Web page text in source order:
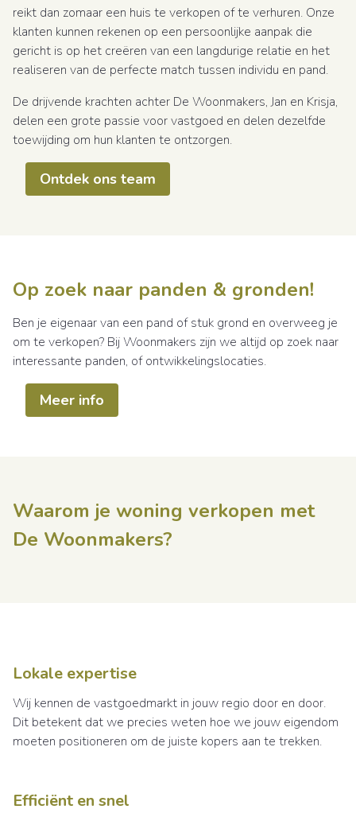
reikt dan zomaar een huis te verkopen of te verhuren. Onze
klanten kunnen rekenen op een persoonlijke aanpak die
gericht is op het creëren van een langdurige relatie en het
realiseren van de perfecte match tussen individu en pand.
De drijvende krachten achter De Woonmakers, Jan en Krisja,
delen een grote passie voor vastgoed en delen dezelfde
toewijding om hun klanten te ontzorgen.
Ontdek ons team
Op zoek naar panden & gronden!
Ben je eigenaar van een pand of stuk grond en overweeg je
om te verkopen? Bij Woonmakers zijn we altijd op zoek naar
interessante panden, of ontwikkelingslocaties.
Meer info
Waarom je woning verkopen met
De Woonmakers?
Lokale expertise
Wij kennen de vastgoedmarkt in jouw regio door en door.
Dit betekent dat we precies weten hoe we jouw eigendom
moeten positioneren om de juiste kopers aan te trekken.
Efficiënt en snel